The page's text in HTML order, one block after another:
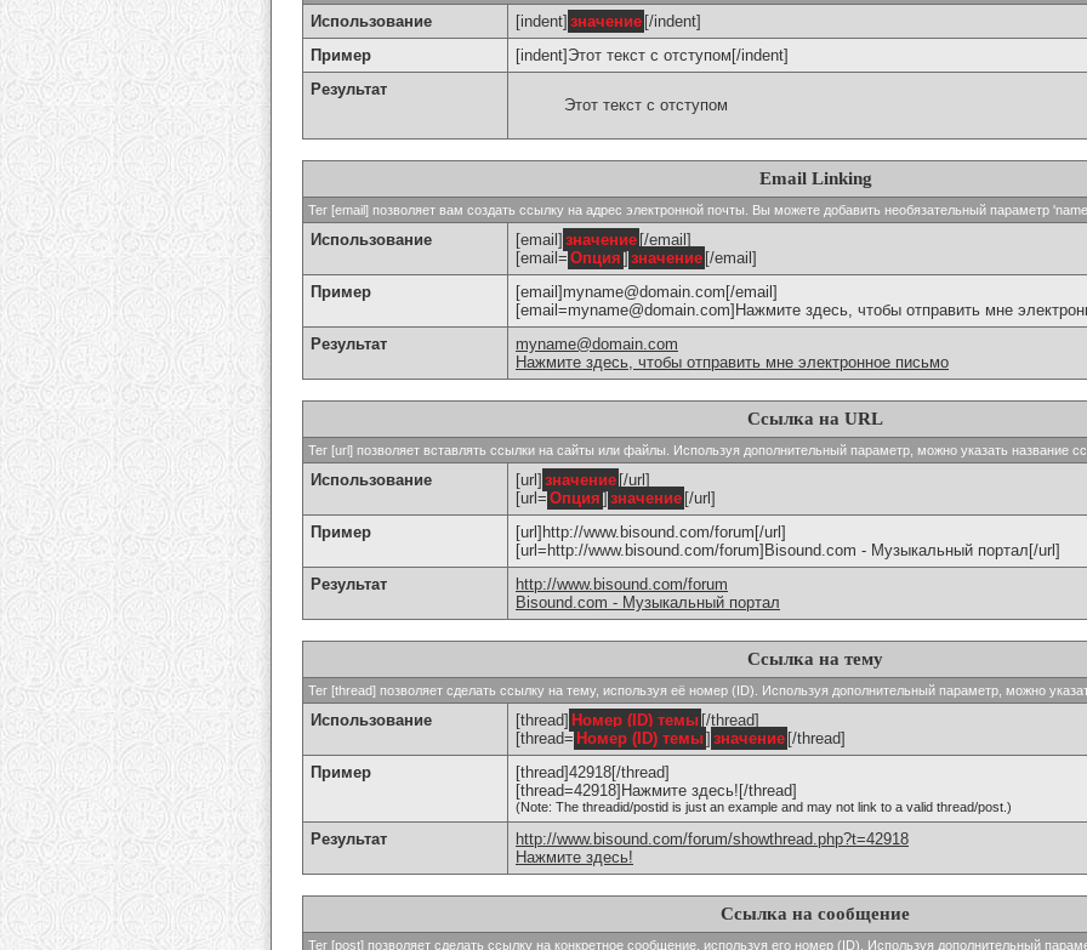
Использование [indent] значение [/indent]
Пример
[indent]Этот текст с отступом[/indent]
Результат
Этот текст с отступом
Email Linking
Тег [email] позволяет вам создать ссылку на адрес электронной почты. Вы можете добавить необязательный параметр
Использование [email] значение [/email]
[email= Опция ] значение [/email]
Пример
[email]myname@domain.com[/email]
[email=myname@domain.com]Нажмите здесь, чтобы отправить мне
Результат
myname@domain.com
Нажмите здесь, чтобы отправить мне электронное письмо
Ссылка на URL
Тег [url] позволяет вставлять ссылки на сайты или файлы. Используя дополнительный параметр, можно указать название
Использование [url] значение [/url]
[url= Опция ] значение [/url]
Пример
[url]http://www.bisound.com/forum[/url]
[url=http://www.bisound.com/forum]Bisound.com - Музыкальный портал[/url]
Результат
http://www.bisound.com/forum
Bisound.com - Музыкальный портал
Ссылка на тему
Тег [thread] позволяет сделать ссылку на тему, используя её номер (ID). Используя дополнительный параметр, можно
Использование [thread] Номер (ID) темы [/thread]
[thread= Номер (ID) темы] значение [/thread]
Пример
[thread]42918[/thread]
[thread=42918]Нажмите здесь![/thread]
(Note: The threadid/postid is just an example and may not link to a valid thread/post.)
Результат
http://www.bisound.com/forum/showthread.php?t=42918
Нажмите здесь!
Ссылка на сообщение
Тег [post] позволяет сделать ссылку на конкретное сообщение, используя его номер (ID). Используя дополнительный